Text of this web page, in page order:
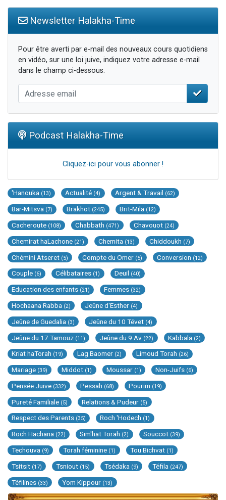
Newsletter Halakha-Time
Pour être averti par e-mail des nouveaux cours quotidiens
en vidéo, sur une loi juive, indiquez votre adresse e-mail
dans le champ ci-dessous.
Podcast Halakha-Time
Cliquez-ici pour vous abonner !
'Hanouka (13) Actualité (4) Argent & Travail (62)
Bar-Mitsva (7) Brakhot (245) Brit-Mila (12)
Cacheroute (108) Chabbath (471) Chavouot (24)
Chemirat haLachone (21) Chemita (13) Chiddoukh (7)
Chémini Atseret (5) Compte du Omer (5) Conversion (12)
Couple (6) Célibataires (1) Deuil (40)
Education des enfants (21) Femmes (32)
Hochaana Rabba (2) Jeûne d'Esther (4)
Jeûne de Guedalia (3) Jeûne du 10 Tévet (4)
Jeûne du 17 Tamouz (11) Jeûne du 9 Av (22) Kabbala (2)
Kriat haTorah (19) Lag Baomer (2) Limoud Torah (26)
Mariage (39) Middot (1) Moussar (1) Non-Juifs (6)
Pensée Juive (332) Pessah (68) Pourim (19)
Pureté Familiale (5) Relations & Pudeur (5)
Respect des Parents (35) Roch 'Hodech (1)
Roch Hachana (22) Sim'hat Torah (2) Souccot (39)
Techouva (9) Torah féminine (1) Tou Bichvat (1)
Tsitsit (17) Tsniout (15) Tsédaka (9) Téfila (247)
Téfilines (33) Yom Kippour (13)